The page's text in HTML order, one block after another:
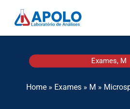
Exames, M
Home » Exames » M »